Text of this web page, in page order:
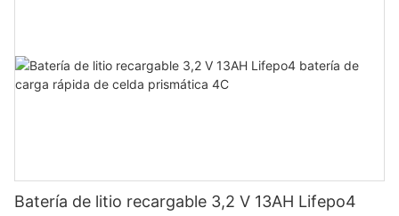
Batería de litio recargable 3,2 V 13AH Lifepo4